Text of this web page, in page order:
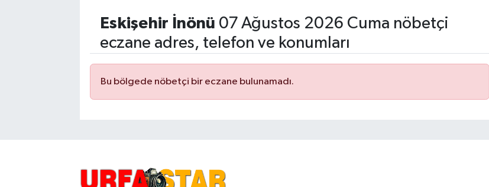
Eskişehir İnönü 07 Ağustos 2026 Cuma nöbetçi
eczane adres, telefon ve konumları
Bu bölgede nöbetçi bir eczane bulunamadı.